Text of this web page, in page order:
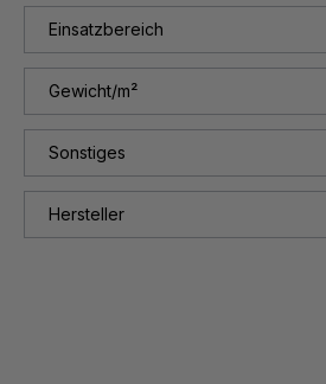
Einsatzbereich
Gewicht/m²
Sonstiges
Hersteller